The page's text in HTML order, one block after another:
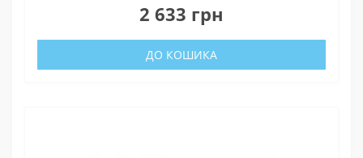
2 633 грн
ДО КОШИКА